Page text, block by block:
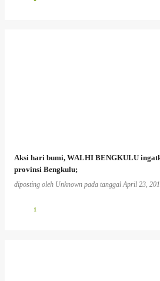
Aksi hari bumi, WALHI BENGKULU
provinsi Bengkulu;
diposting oleh Unknown pada tanggalApril 23,
1